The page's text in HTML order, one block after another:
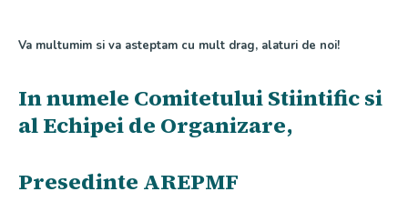
Va multumim si va asteptam cu mult drag, alaturi de noi!
In numele Comitetului Stiintific si
al Echipei de Organizare,
Presedinte AREPMF